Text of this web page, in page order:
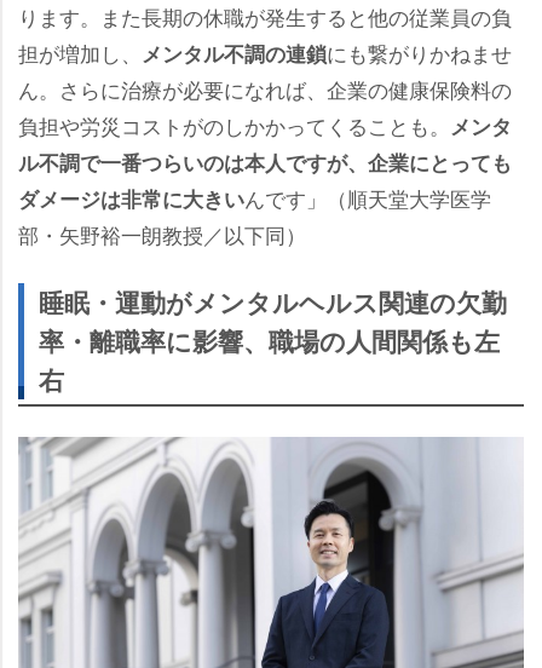
ります。また長期の休職が発生すると他の従業員の負
担が増加し、 メンタル不調の連鎖にも繋がりかねませ
ん。さらに治療が必要になれば、企業の健康保険料の
負担や労災コストがのしかかってくることも。 メンタ
ル不調で一番つらいのは本人ですが、企業にとっても
ダメージは非常に大きいんです」（順天堂大学医学
部・矢野裕一朗教授／以下同）
睡眠・運動がメンタルヘルス関連の欠勤
率・離職率に影響、職場の人間関係も左
右